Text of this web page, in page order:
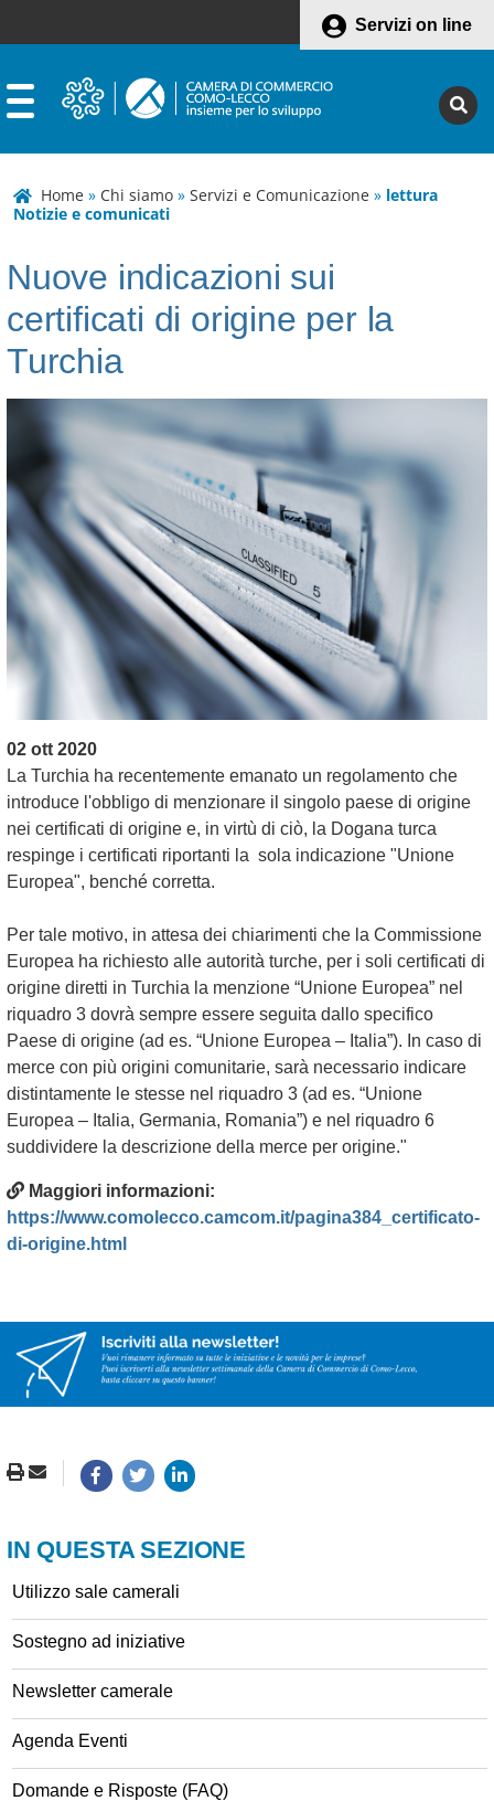
Servizi on line
Home » Chi siamo » Servizi e Comunicazione » lettura
Notizie e comunicati
Nuove indicazioni sui
certificati di origine per la
Turchia
02 ott 2020
La Turchia ha recentemente emanato un regolamento che
introduce l'obbligo di menzionare il singolo paese di origine
nei certificati di origine e, in virtù di ciò, la Dogana turca
respinge i certificati riportanti la sola indicazione "Unione
Europea", benché corretta.
Per tale motivo, in attesa dei chiarimenti che la Commissione
Europea ha richiesto alle autorità turche, per i soli certificati di
origine diretti in Turchia la menzione “Unione Europea” nel
riquadro 3 dovrà sempre essere seguita dallo specifico
Paese di origine (ad es. “Unione Europea – Italia”). In caso di
merce con più origini comunitarie, sarà necessario indicare
distintamente le stesse nel riquadro 3 (ad es. “Unione
Europea – Italia, Germania, Romania”) e nel riquadro 6
suddividere la descrizione della merce per origine."
Maggiori informazioni:
https://www.comolecco.camcom.it/pagina384_certificato-
di-origine.html
IN QUESTA SEZIONE
Utilizzo sale camerali
Sostegno ad iniziative
Newsletter camerale
Agenda Eventi
Domande e Risposte (FAQ)